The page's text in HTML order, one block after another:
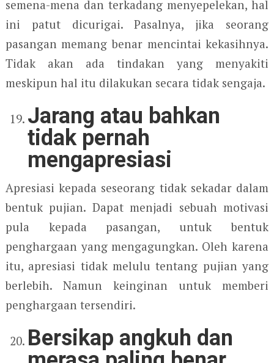
semena-mena dan terkadang menyepelekan, hal
ini patut dicurigai. Pasalnya, jika seorang
pasangan memang benar mencintai kekasihnya.
Tidak akan ada tindakan yang menyakiti
meskipun hal itu dilakukan secara tidak sengaja.
Jarang atau bahkan
tidak pernah
mengapresiasi
Apresiasi kepada seseorang tidak sekadar dalam
bentuk pujian. Dapat menjadi sebuah motivasi
pula kepada pasangan, untuk bentuk
penghargaan yang mengagungkan. Oleh karena
itu, apresiasi tidak melulu tentang pujian yang
berlebih. Namun keinginan untuk memberi
penghargaan tersendiri.
Bersikap angkuh dan